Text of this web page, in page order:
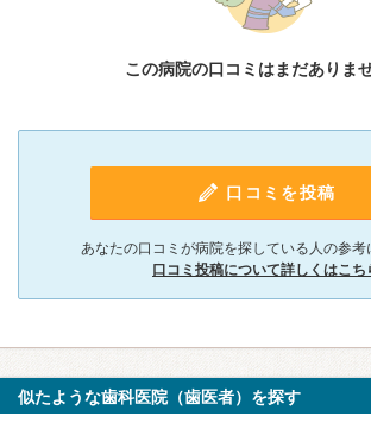
この病院の口コミはまだありませ
口コミを投稿
あなたの口コミが病院を探している人の参考
口コミ投稿について詳しくはこち
似たような歯科医院（歯医者）を探す